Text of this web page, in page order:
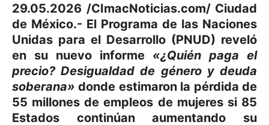
29.05.2026 /CImacNoticias.com/ Ciudad
de México.- El Programa de las Naciones
Unidas para el Desarrollo (PNUD) reveló
en su nuevo informe «¿Quién paga el
precio? Desigualdad de género y deuda
soberana» donde estimaron la pérdida de
55 millones de empleos de mujeres si 85
Estados continúan aumentando su